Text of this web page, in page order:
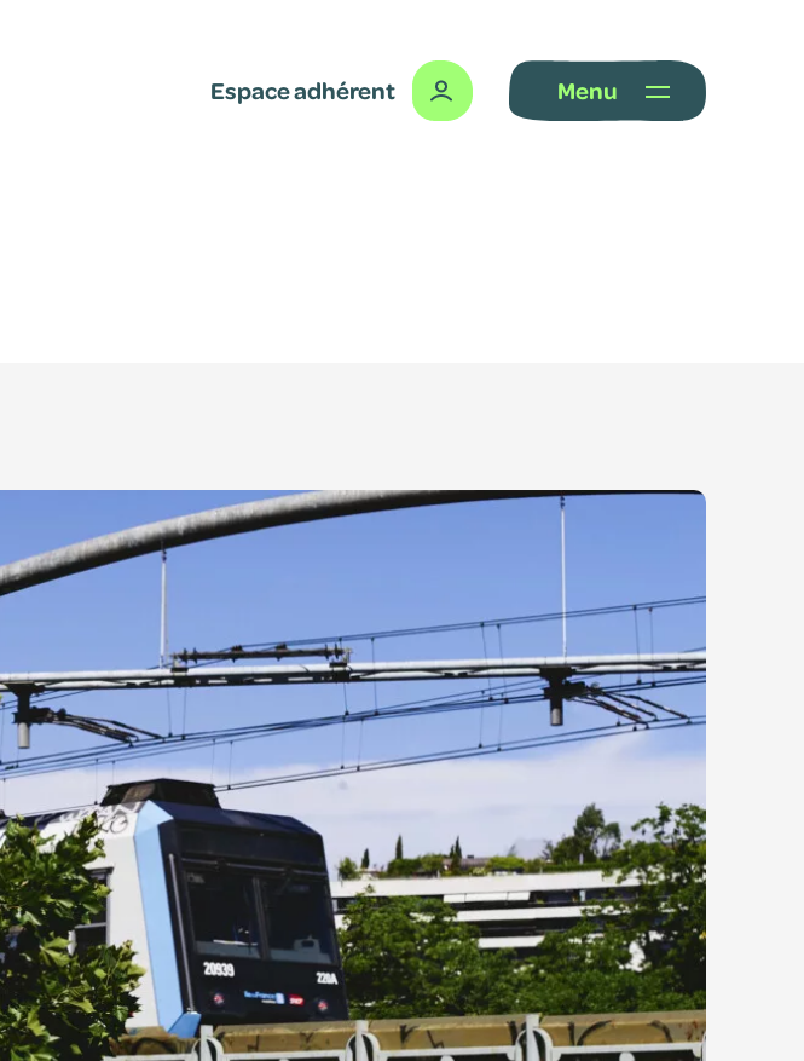
Espace adhérent Menu
S'identifier
Devenir adhérent